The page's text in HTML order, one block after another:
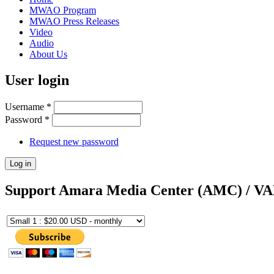
MWAO Program
MWAO Press Releases
Video
Audio
About Us
User login
Username *
Password *
Request new password
Support Amara Media Center (AMC) /